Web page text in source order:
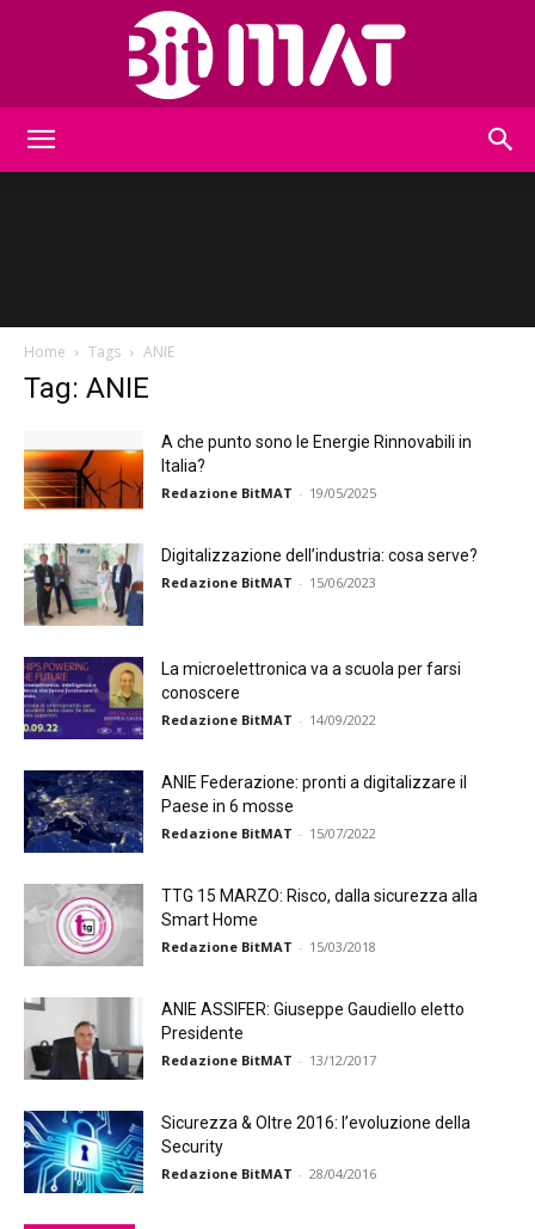
Home Tags ANIE
Tag: ANIE
A che punto sono le Energie Rinnovabili in
Italia?
Redazione BitMAT - 19/05/2025
Digitalizzazione dell’industria: cosa serve?
Redazione BitMAT - 15/06/2023
La microelettronica va a scuola per farsi
conoscere
Redazione BitMAT - 14/09/2022
ANIE Federazione: pronti a digitalizzare il
Paese in 6 mosse
Redazione BitMAT - 15/07/2022
TTG 15 MARZO: Risco, dalla sicurezza alla
Smart Home
Redazione BitMAT - 15/03/2018
ANIE ASSIFER: Giuseppe Gaudiello eletto
Presidente
Redazione BitMAT - 13/12/2017
Sicurezza & Oltre 2016: l’evoluzione della
Security
Redazione BitMAT - 28/04/2016